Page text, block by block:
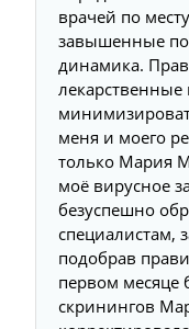
врачей по
завышенные
динамика.
меня и моего
только Мария
моё вирусное
безуспешно
специалистам,
подобрав
первом месяце
скринингов